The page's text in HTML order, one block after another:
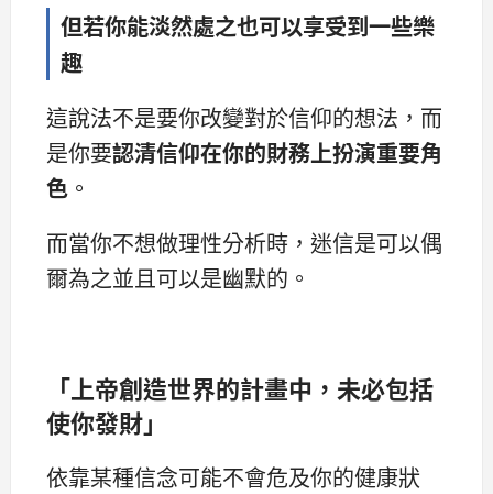
但若你能淡然處之也可以享受到一些樂
趣
這說法不是要你改變對於信仰的想法，而
是你要認清信仰在你的財務上扮演重要角
色 。
而當你不想做理性分析時，迷信是可以偶
爾為之並且可以是幽默的。
「上帝創造世界的計畫中，未必包括
使你發財」
依靠某種信念可能不會危及你的健康狀